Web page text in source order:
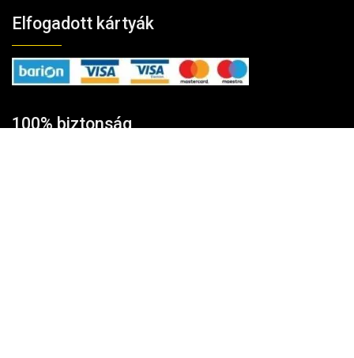
Elfogadott kártyák
100% biztonság